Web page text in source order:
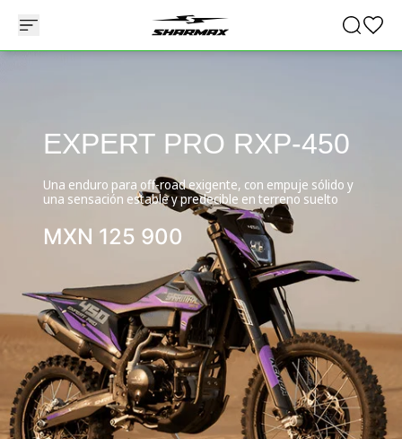
EXPERT PRO RXP-450
Una enduro para off-road exigente, con empuje sólido y
una sensación estable y predecible en terreno suelto
MXN 125 900